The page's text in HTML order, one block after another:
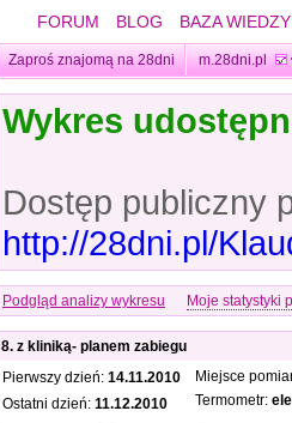
FORUM BLOG BAZA WIEDZY
Zaproś znajomą na 28dni m.28dni.pl
Wykres
Dostęp publiczny
http://28dni.pl/
Podgląd analizy wykresu Moje statystyki
8. z kliniką- planem zabiegu
Pierwszy dzień: 14.11.2010
Ostatni dzień: 11.12.2010
Miejsce
Termometr: